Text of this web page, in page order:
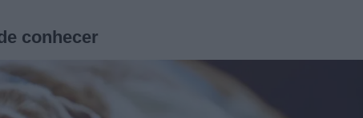
conhecer